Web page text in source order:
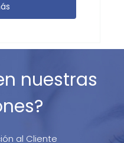
nuestras
al Cliente